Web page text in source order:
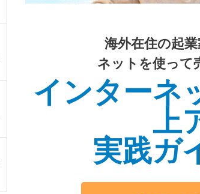
海外在住の起
ネットを使って
インターネ
上
実践ガ